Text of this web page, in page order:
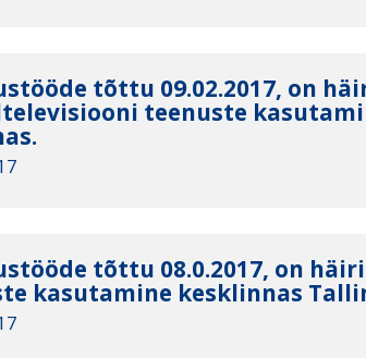
tõttu 09.02.2017, on
teenuste
tõttu 08.0.2017, on
kasutamine kesklinnas